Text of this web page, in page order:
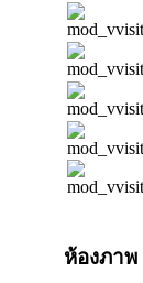
ห้องภาพ